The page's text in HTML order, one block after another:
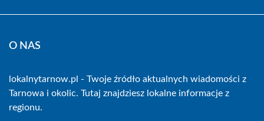
O NAS
lokalnytarnow.pl - Twoje źródło aktualnych wiadomości z
Tarnowa i okolic. Tutaj znajdziesz lokalne informacje z
regionu.